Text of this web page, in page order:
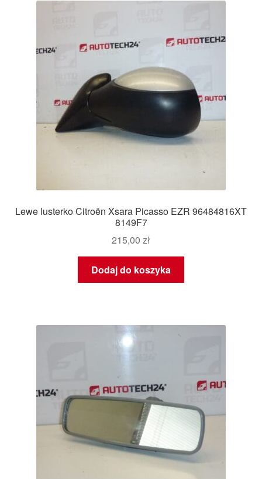
Lewe lusterko Citroën Xsara Picasso EZR 96484816XT
8149F7
215,00 zł
Dodaj do koszyka